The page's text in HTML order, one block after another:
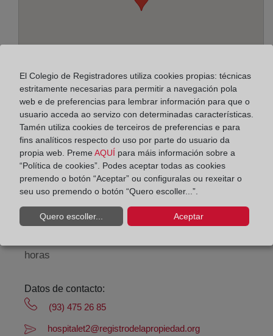
Enderezo:
Sevilla, 11-13,2º-2ª, 8940
Horario:
De lunes a viernes de 09:00 a 17:00 horas
Agosto: De lunes a viernes de 09:00 a 14:00 horas
horas
Datos de contacto:
(93) 475 26 85
hospitalet2@registrodelapropiedad.org
El Colegio de Registradores utiliza cookies propias: técnicas
estritamente necesarias para permitir a navegación pola
web e de preferencias para lembrar información para que o
usuario acceda ao servizo con determinadas características.
Tamén utiliza cookies de terceiros de preferencias e para
fins analíticos respecto do uso por parte do usuario da
propia web. Preme AQUÍ para máis información sobre a
“Política de cookies”. Podes aceptar todas as cookies
premendo o botón “Aceptar” ou configuralas ou rexeitar o
seu uso premendo o botón “Quero escoller...”.
Quero escoller... Aceptar